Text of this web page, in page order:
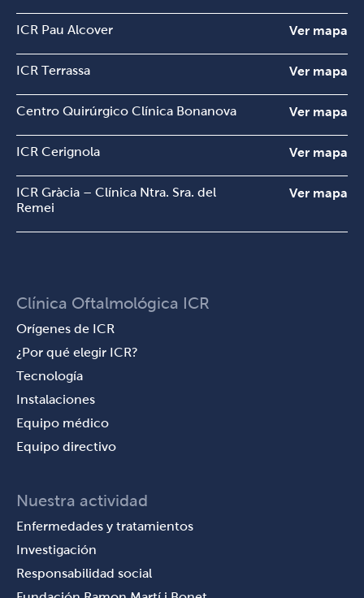
ICR Pau Alcover Ver mapa
ICR Terrassa Ver mapa
Centro Quirúrgico Clínica Bonanova Ver mapa
ICR Cerignola Ver mapa
ICR Gràcia – Clínica Ntra. Sra. del
Remei
Ver mapa
Clínica Oftalmológica ICR
Orígenes de ICR
¿Por qué elegir ICR?
Tecnología
Instalaciones
Equipo médico
Equipo directivo
Nuestra actividad
Enfermedades y tratamientos
Investigación
Responsabilidad social